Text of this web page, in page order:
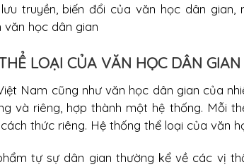
truyền, biến đổi của văn học dân gian,
học dân gian
LOẠI CỦA VĂN HỌC DÂN
Nam cũng như văn học dân gian của
và riêng, hợp thành một hệ thống. Mỗi
thức riêng. Hệ thống thể loại của văn
tự sự dân gian thường kể về các vị